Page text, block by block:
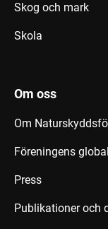
Skog och mark
Skola
Om oss
Om
Föreningens
Press
Publikationer och